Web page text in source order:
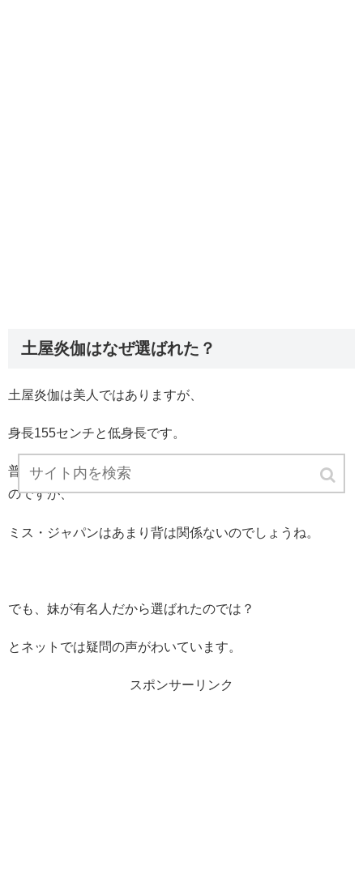
土屋炎伽はなぜ選ばれた？
土屋炎伽は美人ではありますが、
身長155センチと低身長です。
普通ミスって、背の高いスラリとした人が選ばれると思う
のですが、
ミス・ジャパンはあまり背は関係ないのでしょうね。
でも、妹が有名人だから選ばれたのでは？
とネットでは疑問の声がわいています。
スポンサーリンク